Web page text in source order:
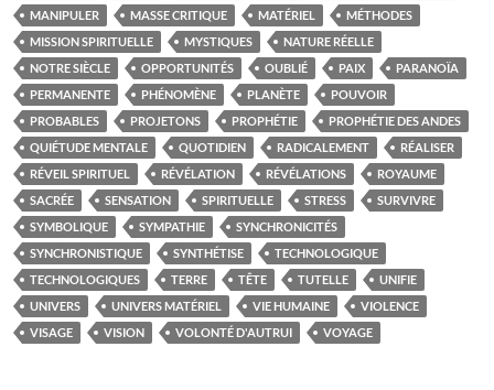
MANIPULER
MASSE CRITIQUE MATÉRIEL
MÉTHODES
MISSION SPIRITUELLE
MYSTIQUES
NATURE RÉELLE
NOTRE SIÈCLE
OPPORTUNITÉS OUBLIÉ PAIX
PARANOÏA
PERMANENTE
PHÉNOMÈNE PLANÈTE
POUVOIR
PROBABLES
PROJETONS PROPHÉTIE
PROPHÉTIE DES ANDES
QUIÉTUDE MENTALE
QUOTIDIEN RADICALEMENT
RÉALISER
RÉVEIL SPIRITUEL
RÉVÉLATION RÉVÉLATIONS
ROYAUME
SACRÉE
SENSATION SPIRITUELLE STRESS
SURVIVRE
SYMBOLIQUE
SYMPATHIE
SYNCHRONICITÉS
SYNCHRONISTIQUE
SYNTHÉTISE
TECHNOLOGIQUE
TECHNOLOGIQUES
TERRE TÊTE TUTELLE
UNIFIE
UNIVERS
UNIVERS MATÉRIEL VIE HUMAINE
VIOLENCE
VISAGE
VISION VOLONTÉ D'AUTRUI VOYAGE